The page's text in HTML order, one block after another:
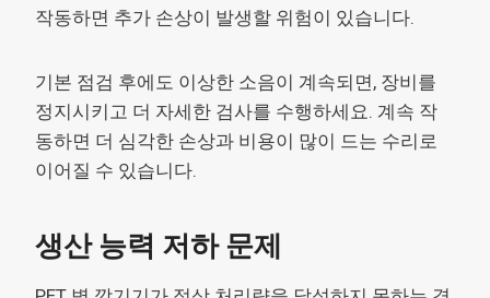
작동하면 추가 손상이 발생할 위험이 있습니다.
기본 점검 후에도 이상한 소음이 계속되면, 장비를
정지시키고 더 자세한 검사를 수행하세요. 계속 작
동하면 더 심각한 손상과 비용이 많이 드는 수리로
이어질 수 있습니다.
생산 능력 저하 문제